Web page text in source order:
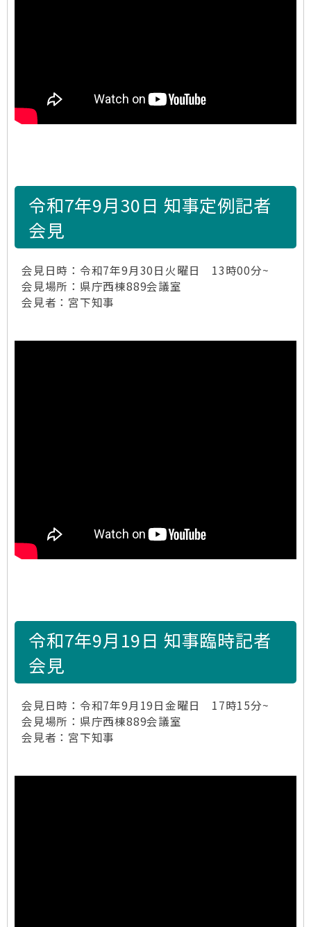
令和7年9月30日 知事定例記者
会見
会見日時：令和7年9月30日火曜日 13時00分~
会見場所：県庁西棟889会議室
会見者：宮下知事
令和7年9月19日 知事臨時記者
会見
会見日時：令和7年9月19日金曜日 17時15分~
会見場所：県庁西棟889会議室
会見者：宮下知事